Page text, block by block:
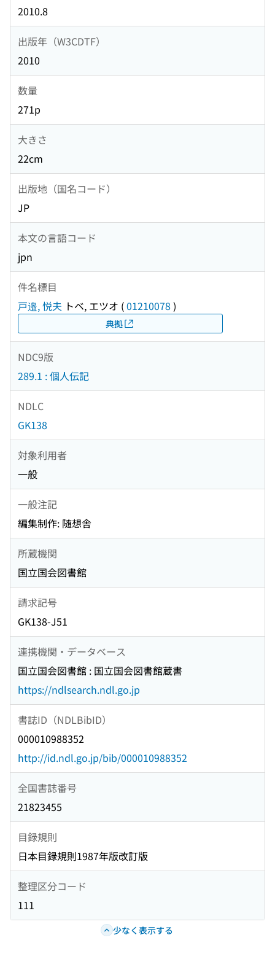
2010.8
出版年（W3CDTF）
2010
数量
271p
大きさ
22cm
出版地（国名コード）
JP
本文の言語コード
jpn
件名標目
戸邉, 悦夫 トベ, エツオ (01210078 )
典拠
NDC9版
289.1 : 個人伝記
NDLC
GK138
対象利用者
一般
一般注記
編集制作: 随想舎
所蔵機関
国立国会図書館
請求記号
GK138-J51
連携機関・データベース
国立国会図書館 : 国立国会図書館蔵書
https://ndlsearch.ndl.go.jp
書誌ID（NDLBibID）
000010988352
http://id.ndl.go.jp/bib/000010988352
全国書誌番号
21823455
目録規則
日本目録規則1987年版改訂版
整理区分コード
111
少なく表示する